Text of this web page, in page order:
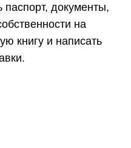
паспорт, документы,
на
книгу и написать